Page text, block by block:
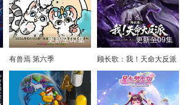
更新至02集
有兽焉 第六季
更新至09集
顾长歌：我！天命大反派